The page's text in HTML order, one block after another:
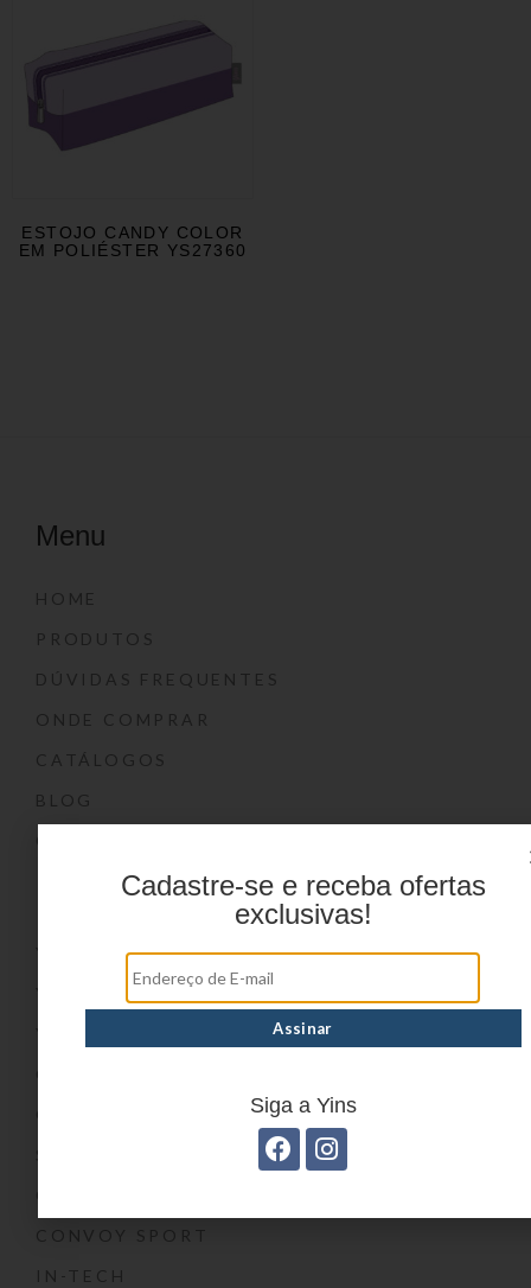
ESTOJO CANDY COLOR
EM POLIÉSTER YS27360
Menu
HOME
PRODUTOS
DÚVIDAS FREQUENTES
ONDE COMPRAR
CATÁLOGOS
BLOG
CONTATO
Marcas
CONVOY SPORT
IN-TECH
Cadastre-se e receba ofertas
exclusivas!
Siga a Yins